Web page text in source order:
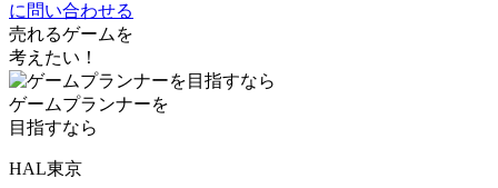
に問い合わせる
売れるゲームを
考えたい！
ゲームプランナーを
目指すなら
HAL東京